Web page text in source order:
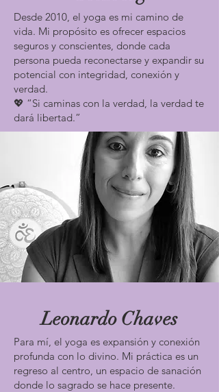
un juego dinámico, abrimos el diálogo
interno sobre cómo estos valores
pueden integrarse en la vida cotidiana,
acompañando nuestro camino hacia el
equilibrio y la realización del Ser.
🌬️ El Prana y los cinco vientos
Facilitadoras: Loretta, Valeria y Adriana
En este taller exploraremos cómo la
energía vital (Prana) se expresa en el
cuerpo a través de los cinco Vayus:
flujos sutiles que gobiernan funciones
como la digestión, la expresión o el
movimiento. Una propuesta teórica y
vivencial que combina respiración,
visualización y movimiento para
despertar la percepción energética y
armonizar cuerpo y mente.
Facilitadores: Kiria y Leo
Un taller de reflexión y
autoconocimiento donde abordamos
los cinco Kleshas —causas del
sufrimiento según Patanjali— desde
Desde 2010, el yoga es mi camino de
vida. Mi propósito es ofrecer espacios
seguros y conscientes, donde cada
persona pueda reconectarse y expandir su
potencial con integridad, conexión y
verdad.
💖 “Si caminas con la verdad, la verdad te
dará libertad.”
Leonardo Chaves
Para mí, el yoga es expansión y conexión
profunda con lo divino. Mi práctica es un
regreso al centro, un espacio de sanación
donde lo sagrado se hace presente.